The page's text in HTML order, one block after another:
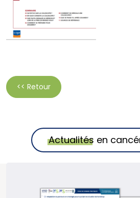
<< Retour
Actualités en